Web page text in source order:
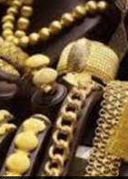
12)
10:14 am